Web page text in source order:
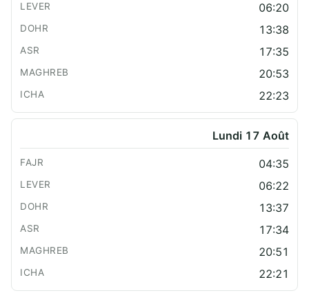
06:20
13:38
17:35
20:53
22:23
Lundi 17 Août
04:35
06:22
13:37
17:34
20:51
22:21